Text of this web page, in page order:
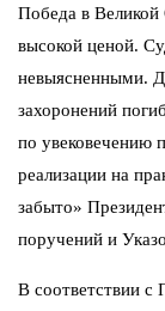
Победа в Великой
высокой ценой.
невыясненными.
захоронений
по увековечению
реализации на
забыто»
поручений и
В соответствии с